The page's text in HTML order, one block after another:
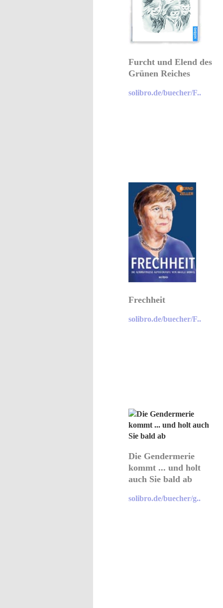
Furcht und Elend des
Grünen Reiches
solibro.de/buecher/F..
Frechheit
solibro.de/buecher/F..
Die Gendermerie
kommt ... und holt
auch Sie bald ab
solibro.de/buecher/g..